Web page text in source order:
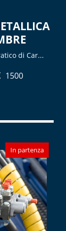
di Car...
1500
In partenza